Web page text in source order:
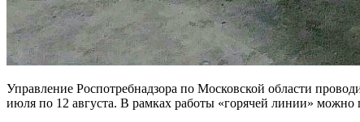
Управление Роспотребнадзора по Московской области
июля по 12 августа. В рамках работы «горячей линии» можно